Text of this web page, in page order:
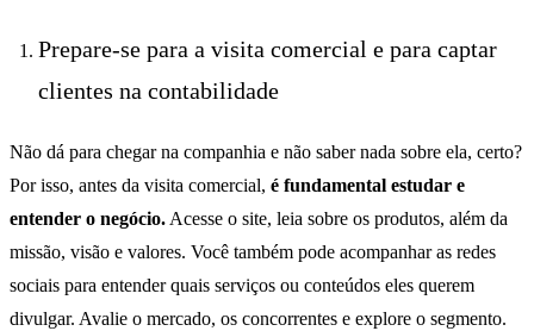
Prepare-se para a visita comercial e para captar
clientes na contabilidade
Não dá para chegar na companhia e não saber nada sobre ela, certo?
Por isso, antes da visita comercial, é fundamental estudar e
entender o negócio. Acesse o site, leia sobre os produtos, além da
missão, visão e valores. Você também pode acompanhar as redes
sociais para entender quais serviços ou conteúdos eles querem
divulgar. Avalie o mercado, os concorrentes e explore o segmento.